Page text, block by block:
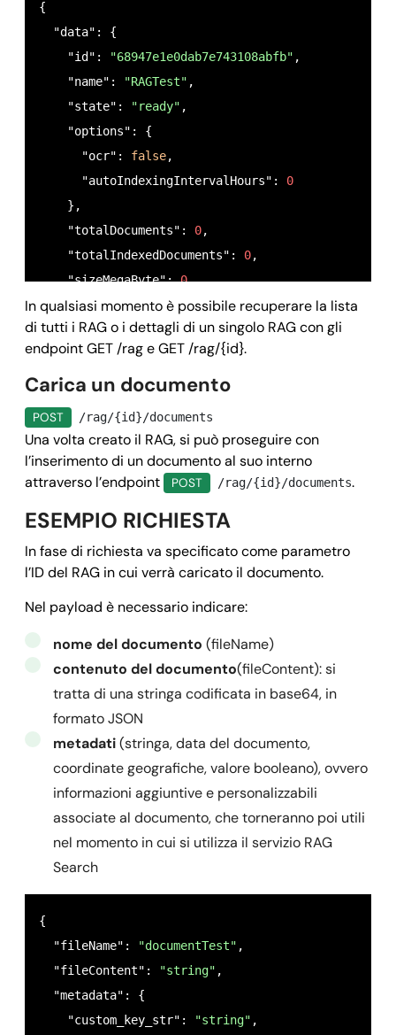
{
  "data": {
    "id":
"68947e1e0dab7e743108abfb" ,
    "name":
"RAGTest" ,
    "state":
"ready" ,
    "options": {
      "ocr":
false,
      "autoIndexingIntervalHours":
0
    },
    "totalDocuments":
0,
    "totalIndexedDocuments":
0,
    "sizeMegaByte":
0,
    "createdAt":
"2025-09-04T10:45:42.036Z",
    "updatedAt":
"2025-09-04T10:45:42.036Z"
    "indexedAt":
"2025-09-04T10:45:42.036Z"
    "indexingRunAt":
"2025-09-04T10:45:42.036Z"
      "method":
      "field":
"string"
      "url":
"https://www.mysite.it/callback.php"
    }
  },
  "success": true,
  "message": "",
In qualsiasi momento è possibile recuperare la lista
di tutti i RAG o i dettagli di un singolo RAG con gli
endpoint GET /rag e GET /rag/{id}.
Carica un documento
POST /rag/{id}/documents
Una volta creato il RAG, si può proseguire con
l’inserimento di un documento al suo interno
attraverso l’endpoint
POST /rag/{id}/documents.
ESEMPIO RICHIESTA
In fase di richiesta va specificato come parametro
l’ID del RAG in cui verrà caricato il documento.
Nel payload è necessario indicare:
nome del documento (fileName)
contenuto del documento(fileContent): si
tratta di una stringa codificata in base64, in
formato JSON
metadati(stringa, data del documento,
coordinate geografiche, valore booleano), ovvero
informazioni aggiuntive e personalizzabili
associate al documento, che torneranno poi utili
nel momento in cui si utilizza il servizio RAG
Search
{
  "fileName":
"documentTest" ,
  "fileContent":
"string" ,
  "metadata": {
    "custom_key_str":
"string" ,